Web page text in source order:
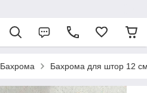
Бахрома Бахрома для штор 12